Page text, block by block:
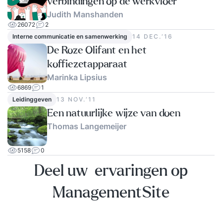
Judith Manshanden
26072
2
Interne communicatie en samenwerking
14 DEC.‘16
De Roze Olifant en het
koffiezetapparaat
Marinka Lipsius
6869
1
Leidinggeven
13 NOV.‘11
Een natuurlijke wijze van doen
Thomas Langemeijer
5158 0
Deel uw ervaringen op
ManagementSite